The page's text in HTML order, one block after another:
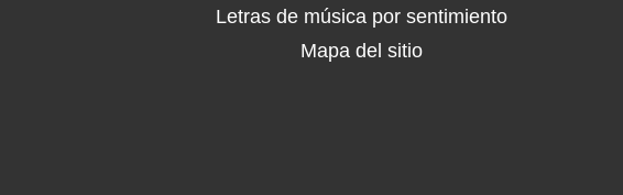
Letras de música por sentimiento
Mapa del sitio